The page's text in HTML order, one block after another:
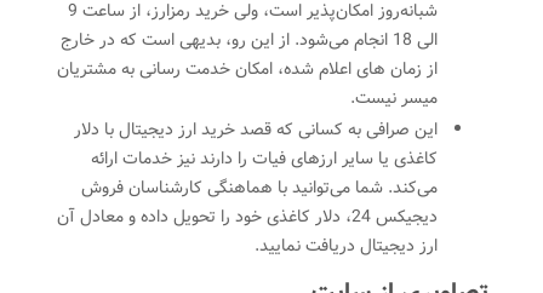
شبانه‌روز امکان‌پذیر است، ولی خرید رمزارز، از ساعت 9
الی 18 انجام می‌شود. از این رو، بدیهی است که در خارج
از زمان های اعلام شده، امکان خدمت رسانی به مشتریان
میسر نیست.
این صرافی به کسانی که قصد خرید ارز دیجیتال با دلار
کاغذی یا سایر ارزهای فیات را دارند نیز خدمات ارائه
می‌کند. شما می‌توانید با هماهنگی کارشناسان فروش
دیجیکس 24، دلار کاغذی خود را تحویل داده و معادل آن
ارز دیجیتال دریافت نمایید.